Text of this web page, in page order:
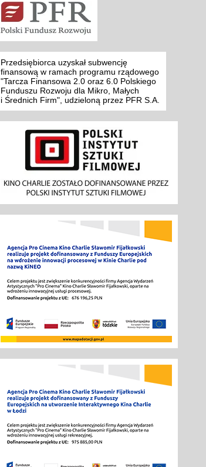
Przedsiębiorca uzyskał subwencję
finansową w ramach programu rządowego
"Tarcza Finansowa 2.0 oraz 6.0 Polskiego
Funduszu Rozwoju dla Mikro, Małych
i Średnich Firm", udzieloną przez PFR S.A.